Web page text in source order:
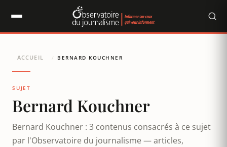
ACCUEIL / BERNARD KOUCHNER
SUJET
Bernard Kouchner
Bernard Kouchner : 3 contenus consacrés à ce sujet
par l'Observatoire du journalisme — articles,
Panneau de gestion des cookies